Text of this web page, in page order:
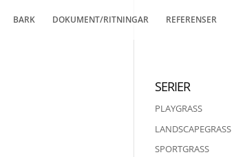
BARK DOKUMENT/RITNINGAR REFERENSER
SERIER
PLAYGRASS
LANDSCAPEGRASS
SPORTGRASS